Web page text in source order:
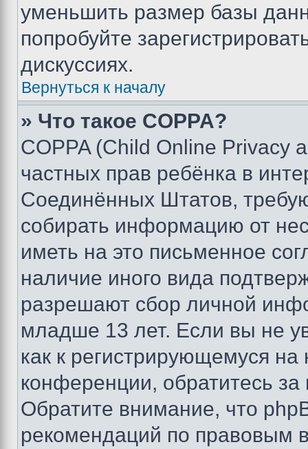
уменьшить размер базы
попробуйте
дискуссиях.
Вернуться к началу
» Что такое COPPA?
COPPA (Child Online Privacy
частных прав ребёнка в
Соединённых Штатов,
собирать информацию от
иметь на это письменное
наличие иного вида
разрешают сбор личной
младше 13 лет. Если вы не
как к регистрирующемуся
конференции, обратитесь
Обратите внимание, что
рекомендаций по правовым